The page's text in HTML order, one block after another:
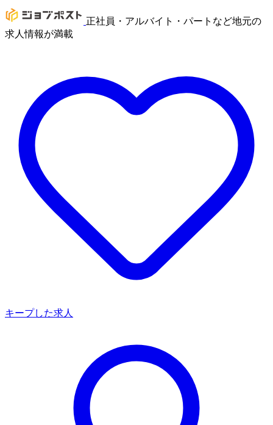
正社員・アルバイト・パートなど地元の
求人情報が満載
キープした求人